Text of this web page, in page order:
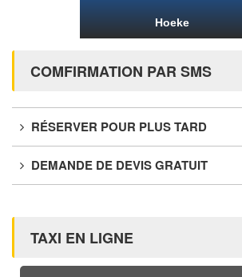
Hoeke
COMFIRMATION PAR SMS
RÉSERVER POUR PLUS TARD
DEMANDE DE DEVIS GRATUIT
TAXI EN LIGNE